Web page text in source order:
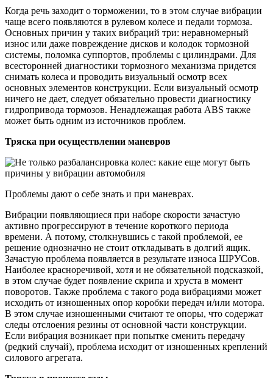
Когда речь заходит о торможении, то в этом случае вибрации
чаще всего появляются в рулевом колесе и педали тормоза.
Основных причин у таких вибраций три: неравномерный
износ или даже повреждение дисков и колодок тормозной
системы, поломка суппортов, проблемы с цилиндрами. Для
всесторонней диагностики тормозного механизма придется
снимать колеса и проводить визуальный осмотр всех
основных элементов конструкции. Если визуальный осмотр
ничего не дает, следует обязательно провести диагностику
гидропривода тормозов. Ненадлежащая работа ABS также
может быть одним из источников проблем.
Тряска при осуществлении маневров
Проблемы дают о себе знать и при маневрах.
Вибрации появляющиеся при наборе скорости зачастую
активно прогрессируют в течение короткого периода
времени. А потому, столкнувшись с такой проблемой, ее
решение однозначно не стоит откладывать в долгий ящик.
Зачастую проблема появляется в результате износа ШРУСов.
Наиболее красноречивой, хотя и не обязательной подсказкой,
в этом случае будет появление скрипа и хруста в момент
поворотов. Также проблема с такого рода вибрациями может
исходить от изношенных опор коробки передач и/или мотора.
В этом случае изношенными считают те опоры, что содержат
следы отслоения резины от основной части конструкции.
Если вибрация возникает при попытке сменить передачу
(редкий случай), проблема исходит от изношенных креплений
силового агрегата.